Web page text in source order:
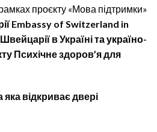
проєкту «Мова підтримки»
Embassy of Switzerland in
в Україніта україно-
Психічне здоров’я для
відкриває двері